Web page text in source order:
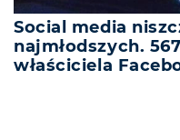
Social media
najmłodszych.
właściciela